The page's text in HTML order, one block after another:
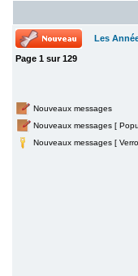
Les
Page 1 sur129
Nouveaux messages
Nouveaux messages [
Nouveaux messages [